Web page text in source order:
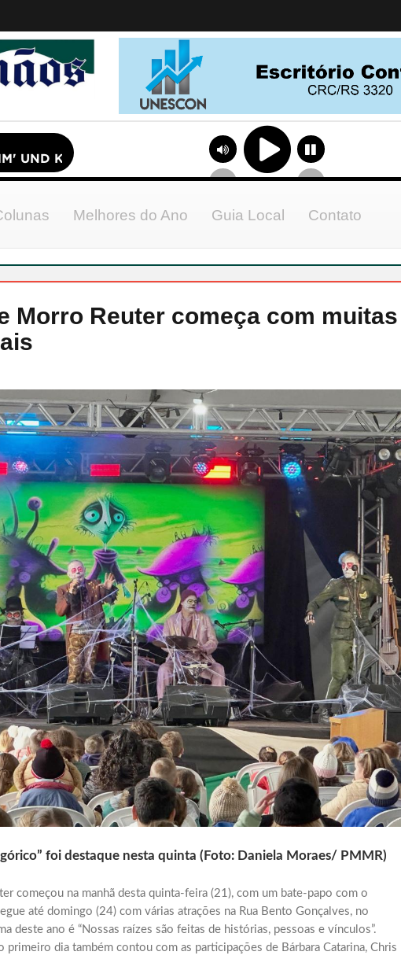
Melhores do Ano Guia Local Contato
Morro Reuter começa com muitas
foi destaque nesta quinta (Foto: Daniela Moraes/ PMMR)
começou na manhã desta quinta-feira (21), com um bate-papo com o
até domingo (24) com várias atrações na Rua Bento Gonçalves, no
deste ano é “Nossas raízes são feitas de histórias, pessoas e vínculos”.
primeiro dia também contou com as participações de Bárbara Catarina, Chris